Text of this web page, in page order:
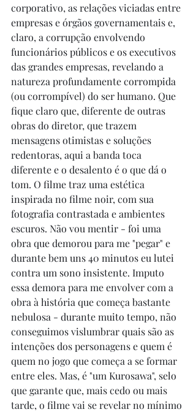
corporativo, as relações viciadas entre
empresas e órgãos governamentais e,
claro, a corrupção envolvendo
funcionários públicos e os executivos
das grandes empresas, revelando a
natureza profundamente corrompida
(ou corrompível) do ser humano. Que
fique claro que, diferente de outras
obras do diretor, que trazem
mensagens otimistas e soluções
redentoras, aqui a banda toca
diferente e o desalento é o que dá o
tom. O filme traz uma estética
inspirada no filme noir, com sua
fotografia contrastada e ambientes
escuros. Não vou mentir - foi uma
obra que demorou para me "pegar" e
durante bem uns 40 minutos eu lutei
contra um sono insistente. Imputo
essa demora para me envolver com a
obra à história que começa bastante
nebulosa - durante muito tempo, não
conseguimos vislumbrar quais são as
intenções dos personagens e quem é
quem no jogo que começa a se formar
entre eles. Mas, é "um Kurosawa", selo
que garante que, mais cedo ou mais
tarde, o filme vai se revelar no mínimo